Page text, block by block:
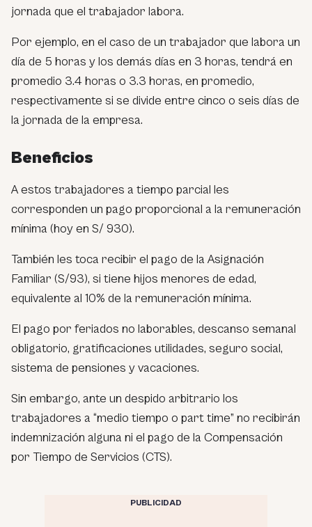
jornada que el trabajador labora.
Por ejemplo, en el caso de un trabajador que labora un
día de 5 horas y los demás días en 3 horas, tendrá en
promedio 3.4 horas o 3.3 horas, en promedio,
respectivamente si se divide entre cinco o seis días de
la jornada de la empresa.
Beneficios
A estos trabajadores a tiempo parcial les
corresponden un pago proporcional a la remuneración
mínima (hoy en S/ 930).
También les toca recibir el pago de la Asignación
Familiar (S/93), si tiene hijos menores de edad,
equivalente al 10% de la remuneración mínima.
El pago por feriados no laborables, descanso semanal
obligatorio, gratificaciones utilidades, seguro social,
sistema de pensiones y vacaciones.
Sin embargo, ante un despido arbitrario los
trabajadores a “medio tiempo o part time” no recibirán
indemnización alguna ni el pago de la Compensación
por Tiempo de Servicios (CTS).
PUBLICIDAD